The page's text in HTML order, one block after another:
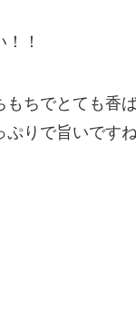
！
もちでとても香
りで旨いですね